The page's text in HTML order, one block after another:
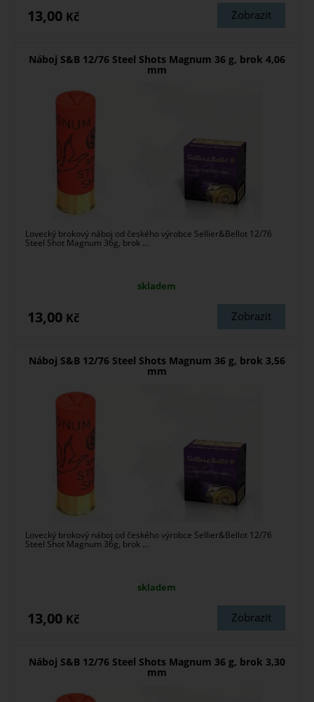
Zobrazit
13,00 Kč
Náboj S&B 12/76 Steel Shots Magnum 36 g, brok 4,06
mm
Lovecký brokový náboj od českého výrobce Sellier&Bellot 12/76
Steel Shot Magnum 36g, brok ...
skladem
Zobrazit
13,00 Kč
Náboj S&B 12/76 Steel Shots Magnum 36 g, brok 3,56
mm
Lovecký brokový náboj od českého výrobce Sellier&Bellot 12/76
Steel Shot Magnum 36g, brok ...
skladem
Zobrazit
13,00 Kč
Náboj S&B 12/76 Steel Shots Magnum 36 g, brok 3,30
mm